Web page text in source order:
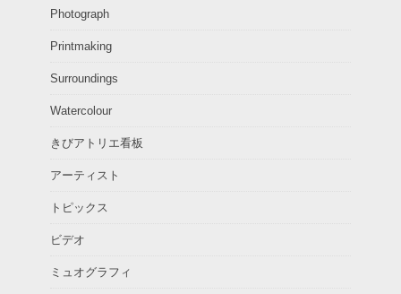
Photograph
Printmaking
Surroundings
Watercolour
きびアトリエ看板
アーティスト
トピックス
ビデオ
ミュオグラフィ